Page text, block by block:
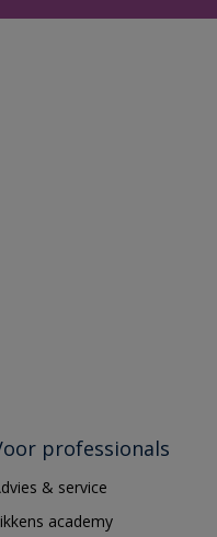
professionals
& service
academy